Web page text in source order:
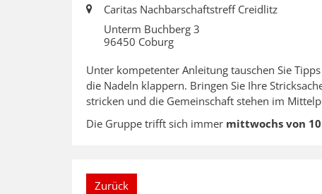
Ort: Caritas Nachbarschaftstreff Creidlitz
Unterm Buchberg 3
96450 Coburg
Unter kompetenter Anleitung tauschen Sie
die Nadeln klappern. Bringen Sie Ihre
stricken und die Gemeinschaft stehen im
Die Gruppe trifft sich immer mittwochs von
Zurück